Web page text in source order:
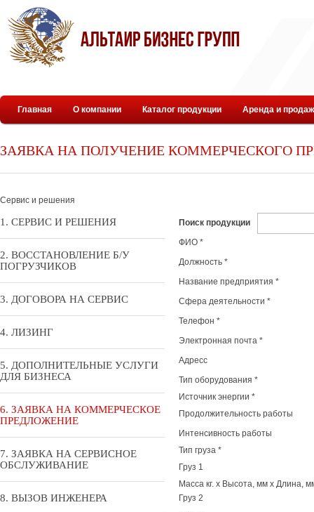
Главная О компании Каталог продукции Аренда и
ЗАЯВКА НА ПОЛУЧЕНИЕ КОММЕРЧЕСКОГО
Сервис и решения
СЕРВИС И РЕШЕНИЯ
ВОССТАНОВЛЕНИЕ Б/У
ПОГРУЗЧИКОВ
ДОГОВОРА НА СЕРВИС
ЛИЗИНГ
ДОПОЛНИТЕЛЬНЫЕ УСЛУГИ
ДЛЯ БИЗНЕСА
ЗАЯВКА НА КОММЕРЧЕСКОЕ
ПРЕДЛОЖЕНИЕ
ЗАЯВКА НА СЕРВИСНОЕ
ОБСЛУЖИВАНИЕ
ВЫЗОВ ИНЖЕНЕРА
Поиск продукции
ФИО *
Должность *
Название предприятия *
Сфера деятельности *
Телефон *
Электронная почта *
Адресс
Тип оборудования *
Источник энергии *
Продолжительность работы
Интенсивность работы
Тип груза *
Груз 1
Масса кг. x Высота, мм x Длина,
Груз 2